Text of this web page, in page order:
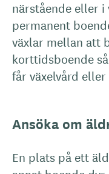
närstående eller
permanent
växlar mellan att
korttidsboende
får växelvård
Ansöka om
En plats på ett